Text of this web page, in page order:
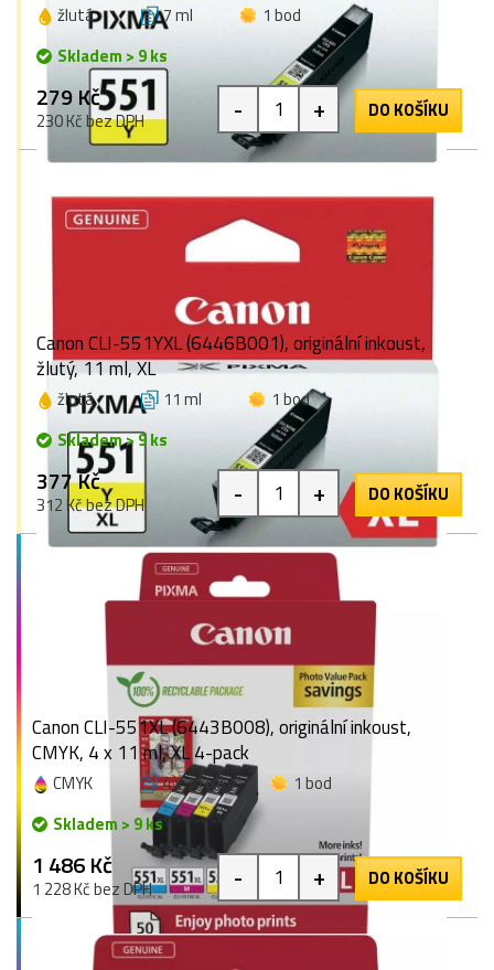
žlutá 7 ml
1 bod
Skladem > 9 ks
279 Kč
230 Kč bez DPH - + DO KOŠÍKU
Canon CLI-551YXL (6446B001), originální inkoust,
žlutý, 11 ml, XL
žlutá 11 ml
1 bod
Skladem > 9 ks
377 Kč
312 Kč bez DPH - + DO KOŠÍKU
Canon CLI-551XL (6443B008), originální inkoust,
CMYK, 4 x 11 ml, XL 4-pack
CMYK 4 x 11 ml
1 bod
Skladem > 9 ks
1 486 Kč
1 228 Kč bez DPH - + DO KOŠÍKU